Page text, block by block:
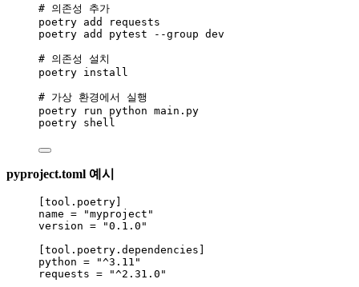
# 의존성 추가
poetry add
requests
poetry add pytest --group dev
# 의존성 설치
poetry install
# 가상 환경에서 실행
poetry
run python main.py
poetry shell
pyproject.toml 예시
[tool.poetry]
name = "myproject "
version = "0.1.0 "
[tool.poetry.dependencies]
python = "^3.11 "
requests = "^2.31.0 "